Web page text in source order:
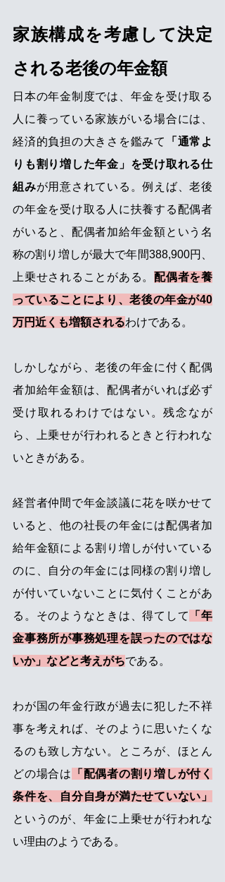
家族構成を考慮して決定
される老後の年金額
日本の年金制度では、年金を受け取る
人に養っている家族がいる場合には、
経済的負担の大きさを鑑みて
「通常よ
りも割り増した年金」を受け取れる仕
組みが用意されている。例えば、老後
の年金を受け取る人に扶養する配偶者
がいると、配偶者加給年金額という名
称の割り増しが最大で年間388,900円、
上乗せされることがある。 配偶者を養
っていることにより、老後の年金が40
万円近くも増額されるわけである。
しかしながら、老後の年金に付く配偶
者加給年金額は、配偶者がいれば必ず
受け取れるわけではない。残念なが
ら、上乗せが行われるときと行われな
いときがある。
経営者仲間で年金談議に花を咲かせて
いると、他の社長の年金には配偶者加
給年金額による割り増しが付いている
のに、自分の年金には同様の割り増し
が付いていないことに気付くことがあ
る。そのようなときは、得てして
「年
金事務所が事務処理を誤ったのではな
いか」などと考えがちである。
わが国の年金行政が過去に犯した不祥
事を考えれば、そのように思いたくな
るのも致し方ない。ところが、ほとん
どの場合は
「配偶者の割り増しが付く
条件を、自分自身が満たせていない」
というのが、年金に上乗せが行われな
い理由のようである。